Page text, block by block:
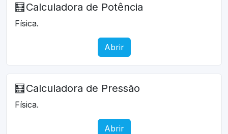
🧮 Calculadora de Potência
Física.
Abrir
🧮 Calculadora de Pressão
Física.
Abrir